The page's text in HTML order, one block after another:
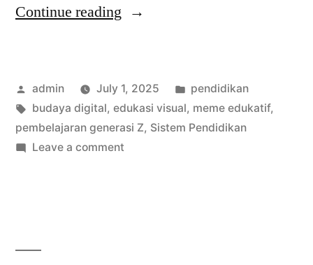
Continue reading “Mengapa
Ingat
Meme
daripada
Posted
by
admin July 1, 2025
Posted
in
pendidikan
Tags:
budaya digital, edukasi visual, meme edukatif,
pembelajaran generasi Z, Sistem Pendidikan
Leave a commenton